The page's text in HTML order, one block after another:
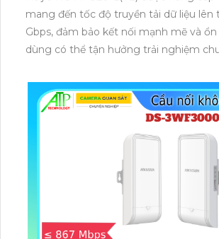
mang đến tốc độ truyền tải dữ liệu lên
Gbps, đảm bảo kết nối mạnh mẽ và
dùng có thể tận hưởng trải nghiệm
chuyển trong không gian rộng.